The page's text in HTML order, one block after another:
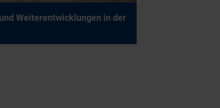
Wei­ter­ent­wick­lun­gen in der